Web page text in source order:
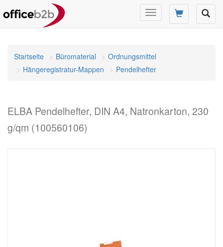
Navigation
umschalten
Startseite Büromaterial
Ordnungsmittel
Hängeregistratur-Mappen
Pendelhefter
ELBA Pendelhefter, DIN A4, Natronkarton, 230
g/qm (100560106)